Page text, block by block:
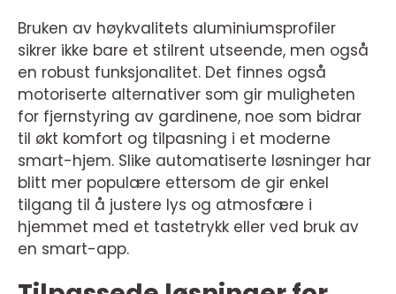
Bruken av høykvalitets aluminiumsprofiler
sikrer ikke bare et stilrent utseende, men også
en robust funksjonalitet. Det finnes også
motoriserte alternativer som gir muligheten
for fjernstyring av gardinene, noe som bidrar
til økt komfort og tilpasning i et moderne
smart-hjem. Slike automatiserte løsninger har
blitt mer populære ettersom de gir enkel
tilgang til å justere lys og atmosfære i
hjemmet med et tastetrykk eller ved bruk av
en smart-app.